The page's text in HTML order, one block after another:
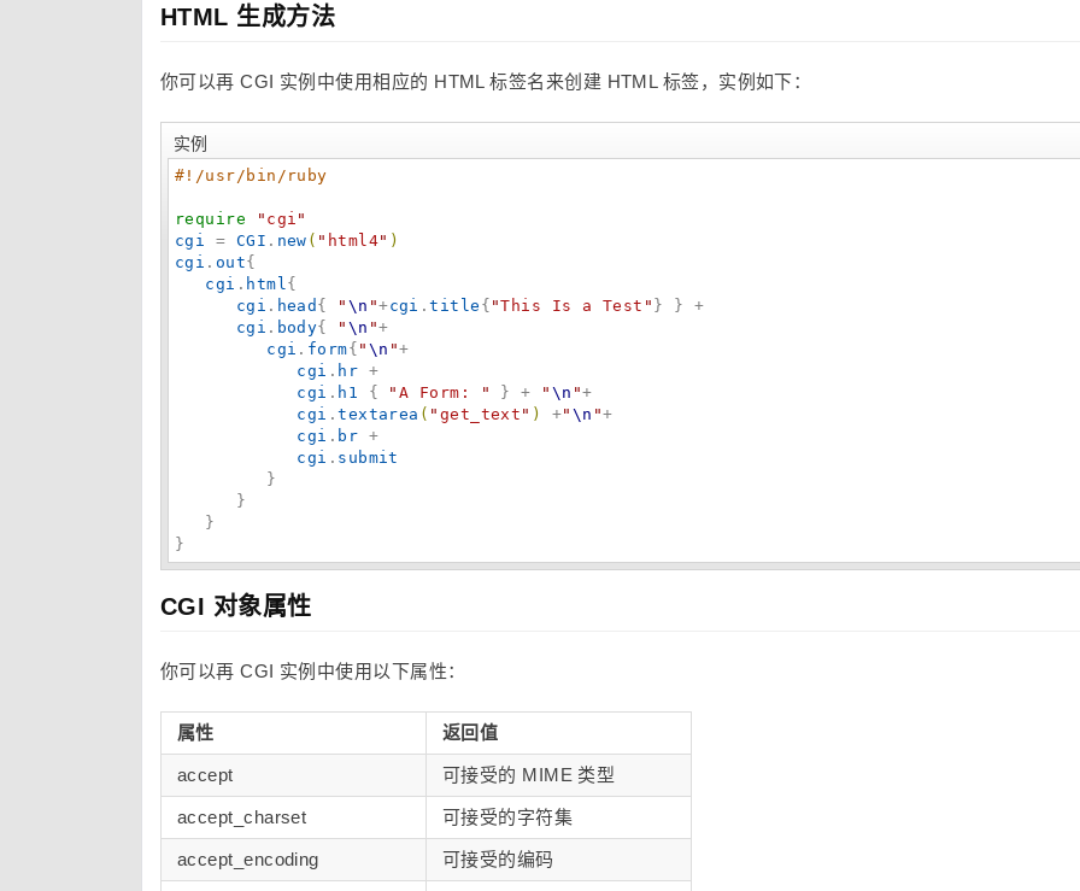
HTML 生成方法
你可以再 CGI 实例中使用相应的 HTML 标签名来创建 HTML 标签，实例如下：
实例
# !/usr/bin/ruby
require " cgi "
cgi = CGI . new ( " html4" )
cgi . out{
cgi . html{
cgi . head { " \n "+cgi .title { "This Is a Test " } } +
cgi . body{ " \n "+
cgi . form{ " \n "+
cgi . hr +
cgi . h1 { " A Form: " } + " \n "+
cgi .textarea ( " get_text " ) +" \n "+
cgi . br +
cgi . submit
}
CGI 对象属性
你可以再 CGI 实例中使用以下属性：
属性 返回值
accept 可接受的 MIME 类型
accept_charset 可接受的字符集
accept_encoding 可接受的编码